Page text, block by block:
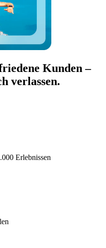
Kunden –
verlassen.
Erlebnissen